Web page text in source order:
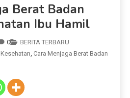
Berat Badan
Ibu Hamil
0
BERITA TERBARU
Cara Menjaga Berat Badan